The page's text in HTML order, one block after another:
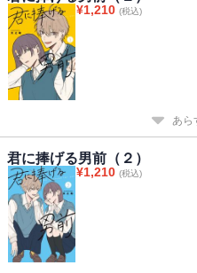
¥1,210 (税込)
あら
君に捧げる男前（２）
¥1,210 (税込)